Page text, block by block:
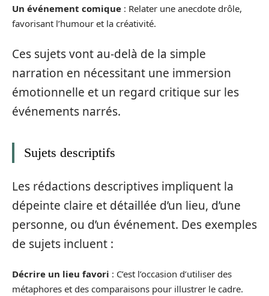
Un événement comique : Relater une anecdote drôle,
favorisant l’humour et la créativité.
Ces sujets vont au-delà de la simple
narration en nécessitant une immersion
émotionnelle et un regard critique sur les
événements narrés.
Sujets descriptifs
Les rédactions descriptives impliquent la
dépeinte claire et détaillée d’un lieu, d’une
personne, ou d’un événement. Des exemples
de sujets incluent :
Décrire un lieu favori : C’est l’occasion d’utiliser des
métaphores et des comparaisons pour illustrer le cadre.